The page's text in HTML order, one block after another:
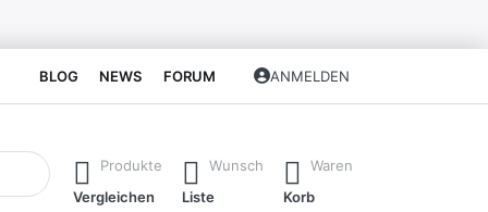
BLOG NEWS FORUM ANMELDEN
erste Ergebnisse. Drücken Sie die Eingabetaste, um alle
Produkte
Vergleichen
Wunsch
Liste
Waren
Korb